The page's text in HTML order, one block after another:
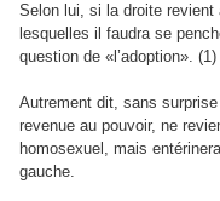
Selon lui, si la droite
lesquelles il faudra se
question de «l’adoption». (1)
Autrement dit, sans
revenue au pouvoir, ne
homosexuel, mais
gauche.